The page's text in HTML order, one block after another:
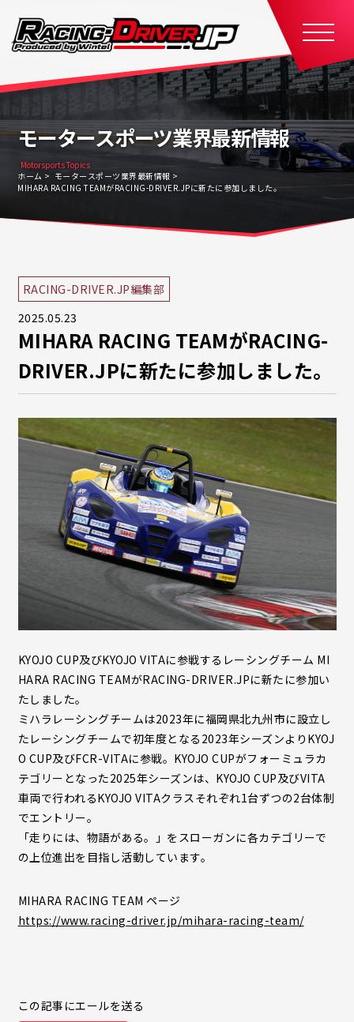
モータースポーツ業界最新情報
Motorsports Topics
ホーム
モータースポーツ業界最新情報
MIHARA RACING TEAMがRACING-DRIVER.JPに新たに参加しました。
RACING-DRIVER.JP編集部
2025.05.23
MIHARA RACING TEAMがRACING-
DRIVER.JPに新たに参加しました。
KYOJO CUP及びKYOJO VITAに参戦するレーシングチーム MI
HARA RACING TEAMがRACING-DRIVER.JPに新たに参加い
たしました。
ミハラレーシングチームは2023年に福岡県北九州市に設立し
たレーシングチームで初年度となる2023年シーズンよりKYOJ
O CUP及びFCR-VITAに参戦。KYOJO CUPがフォーミュラカ
テゴリーとなった2025年シーズンは、KYOJO CUP及びVITA
車両で行われるKYOJO VITAクラスそれぞれ1台ずつの2台体制
でエントリー。
「走りには、物語がある。」をスローガンに各カテゴリーで
の上位進出を目指し活動しています。
MIHARA RACING TEAM ページ
https://www.racing-driver.jp/mihara-racing-team/
この記事にエールを送る